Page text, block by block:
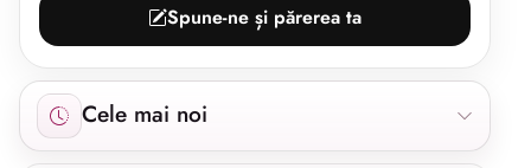
Spune-ne și părerea ta
Cele mai noi
Afișăm 2 recenzii începând cu cele mai noi.